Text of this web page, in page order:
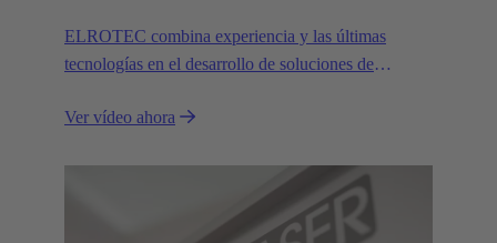
ELROTEC combina experiencia y las últimas
tecnologías en el desarrollo de soluciones de
Ver vídeo ahora